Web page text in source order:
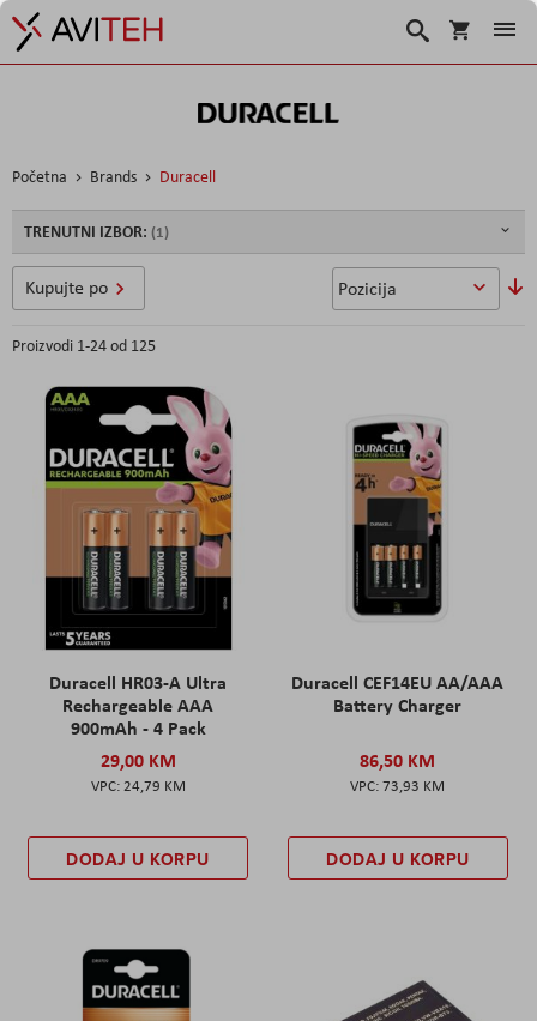
Korpa
Traži
Početna Brands Duracell
Proizvodi 1-24od 125
Duracell HR03-A Ultra
Rechargeable AAA
900mAh - 4 Pack
29,00 KM
24,79 KM
DODAJ U KORPU
Duracell CEF14EU AA/AAA
Battery Charger
86,50 KM
73,93 KM
DODAJ U KORPU
Kupujte po
TRENUTNI IZBOR: